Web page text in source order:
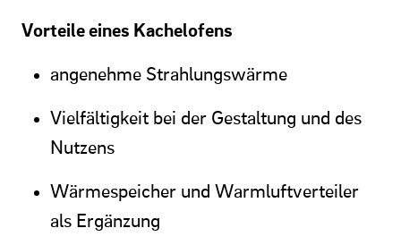
Vorteile eines Kachelofens
angenehme Strahlungswärme
Vielfältigkeit bei der Gestaltung und des
Nutzens
Wärmespeicher und Warmluftverteiler
als Ergänzung